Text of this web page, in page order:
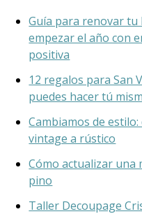
Guía para renovar tu
empezar el año con
positiva
12 regalos para San
puedes hacer tú
Cambiamos de
vintage a rústico
Cómo actualizar una
pino
Taller Decoupage